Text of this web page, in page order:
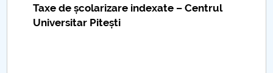
Taxe de școlarizare indexate – Centrul
Universitar Pitești